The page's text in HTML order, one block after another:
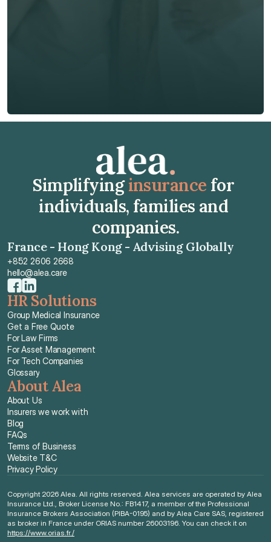
Get Free Quote
Simplifying insurance for
individuals, families and
companies.
France - Hong Kong - Advising Globally
+852 2606 2668
hello@alea.care
HR Solutions
Group Medical Insurance
Get a Free Quote
For Law Firms
For Asset Management
For Tech Companies
Glossary
About Alea
About Us
Insurers we work with
Blog
FAQs
Terms of Business
Website T&C
Privacy Policy
Copyright 2026 Alea. All rights reserved. Alea services are operated by Alea
Insurance Ltd., Broker License No.: FB1417, a member of the Professional
Insurance Brokers Association (PIBA-0195) and by Alea Care SAS, registered
https://www.orias.fr./